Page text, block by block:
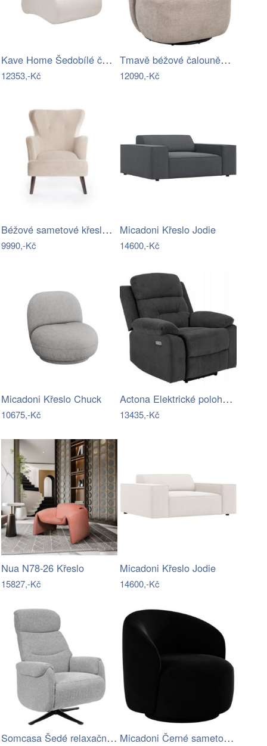
Kave Home Šedobílé čalouněné křeslo Club
12353,-Kč
Tmavě béžové čalouněné otočné křeslo…
12090,-Kč
Béžové sametové křeslo ušák Noemye –…
9990,-Kč
Micadoni Křeslo Jodie
14600,-Kč
Micadoni Křeslo Chuck
10675,-Kč
Actona Elektrické polohovací relaxační…
13435,-Kč
Nua N78-26 Křeslo
15827,-Kč
Micadoni Křeslo Jodie
14600,-Kč
Somcasa Šedé relaxační otočné křeslo… Micadoni Černé sametové otočné křeslo…